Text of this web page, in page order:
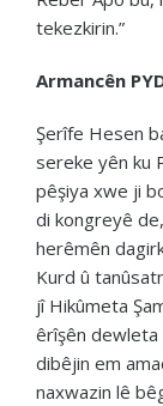
tekezkirin.”
Armancên
Şerîfe Hesen
sereke yên ku
pêşiya xwe ji
di kongreyê
herêmên
Kurd û
jî Hikûmeta
êrîşên
dibêjin em
naxwazin lê